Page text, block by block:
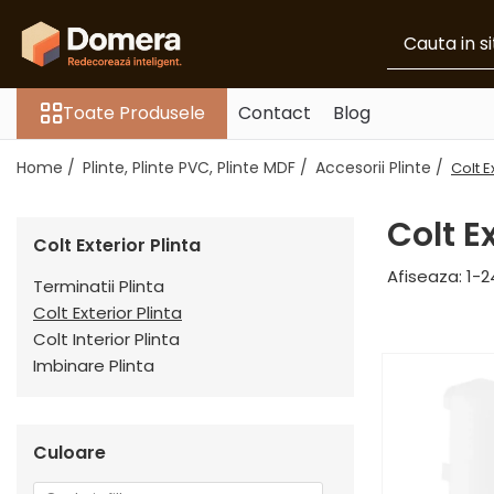
Toate Produsele
Parchet
Parchet SPC
Riflaje Interioare
Glafuri
Glafuri Interioare
Glafuri Exterioare
Plinte MDF Premium
Toate Produsele Contact Blog
Home / Plinte, Plinte PVC, Plinte MDF / Accesorii Plinte / Colt
Colt
Colt Exterior Plinta
Terminatii Plinta
Colt Exterior Plinta
Colt Interior Plinta
Imbinare Plinta
Culoare
Afiseaza: 1-